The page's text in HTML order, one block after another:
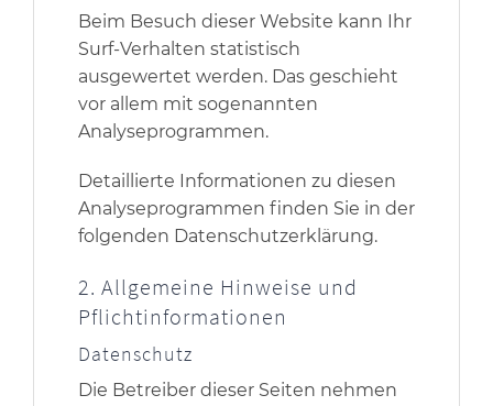
Beim Besuch dieser Website kann Ihr
Surf-Verhalten statistisch
ausgewertet werden. Das geschieht
vor allem mit sogenannten
Analyseprogrammen.
Detaillierte Informationen zu diesen
Analyseprogrammen finden Sie in der
folgenden Datenschutzerklärung.
2. Allgemeine Hinweise und
Pflicht­informationen
Datenschutz
Die Betreiber dieser Seiten nehmen